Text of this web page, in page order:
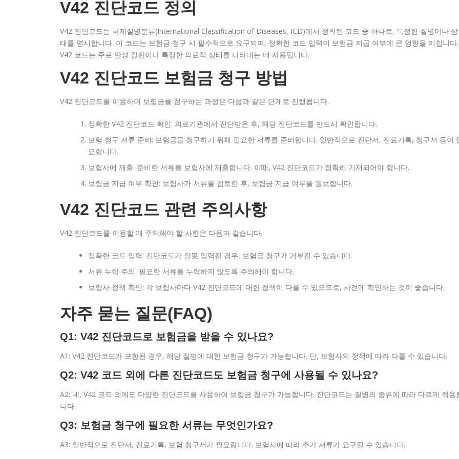
V42 진단코드 정의
V42 진단코드는 국제질병분류(International Classification of Diseases, ICD)에서 정의된 코드 중 하나로, 특정한 질병이나 상
태를 명시합니다. 이 코드는 보험금 청구 시 필수적으로 요구되며, 정확한 코드 입력이 보험금 지급 여부에 큰 영향을 미칩니다.
V42 코드는 주로 만성 질환이나 특정한 의료적 상태를 나타내는 데 사용됩니다.
V42 진단코드 보험금 청구 방법
V42 진단코드를 이용하여 보험금을 청구하는 과정은 다음과 같은 단계로 진행됩니다.
정확한 V42 진단코드 확인: 의료기관에서 진단받은 후, 해당 진단코드를 반드시 확인합니다.
보험 청구 서류 준비: 보험금을 청구하기 위해 필요한 서류를 준비합니다. 일반적으로 진단서, 진료기록, 청구서 등이
요합니다.
보험사에 제출: 준비한 서류를 보험사에 제출합니다. 이때, V42 진단코드가 정확히 기재되어야 합니다.
보험금 지급 여부 확인: 보험사가 서류를 검토한 후, 보험금 지급 여부를 통보합니다.
V42 진단코드 관련 주의사항
V42 진단코드를 이용할 때 주의해야 할 사항은 다음과 같습니다.
정확한 코드 입력: 진단코드가 잘못 입력될 경우, 보험금 청구가 거부될 수 있습니다.
서류 누락 주의: 필요한 서류를 누락하지 않도록 주의해야 합니다.
보험사 정책 확인: 각 보험사마다 V42 진단코드에 대한 정책이 다를 수 있으므로, 사전에 확인하는 것이 좋습니다.
자주 묻는 질문(FAQ)
Q1: V42 진단코드로 보험금을 받을 수 있나요?
A1: V42 진단코드가 포함된 경우, 해당 질병에 대한 보험금 청구가 가능합니다. 단, 보험사의 정책에 따라 다를 수 있습니다.
Q2: V42 코드 외에 다른 진단코드도 보험금 청구에 사용될 수 있나요?
A2: 네, V42 코드 외에도 다양한 진단코드를 사용하여 보험금 청구가 가능합니다. 진단코드는 질병의 종류에 따라 다르게 적용
니다.
Q3: 보험금 청구에 필요한 서류는 무엇인가요?
A3: 일반적으로 진단서, 진료기록, 보험 청구서가 필요합니다. 보험사에 따라 추가 서류가 요구될 수 있습니다.